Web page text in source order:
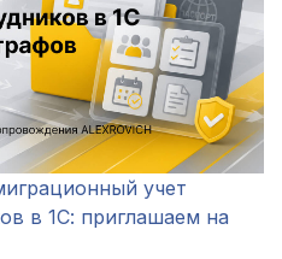
учет
в 1С: приглашаем на